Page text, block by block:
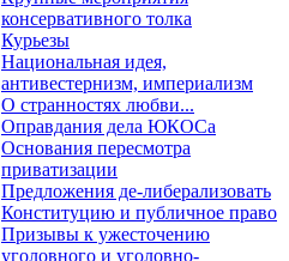
консервативного толка
Курьезы
Национальная идея,
антивестернизм, империализм
О странностях любви...
Оправдания дела ЮКОСа
Основания пересмотра
приватизации
Предложения де-либерализовать
Конституцию и публичное право
Призывы к ужесточению
уголовного и уголовно-